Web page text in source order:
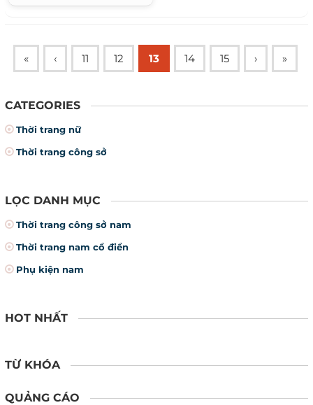
« ‹ 11 12 13 14 15 › »
CATEGORIES
Thời trang nữ
Thời trang công sở
LỌC DANH MỤC
Thời trang công sở nam
Thời trang nam cổ điển
Phụ kiện nam
HOT NHẤT
TỪ KHÓA
QUẢNG CÁO